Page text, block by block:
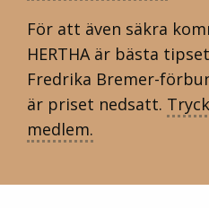
För att även säkra
HERTHA är bästa
Fredrika Bremer-
är priset nedsatt.
medlem.